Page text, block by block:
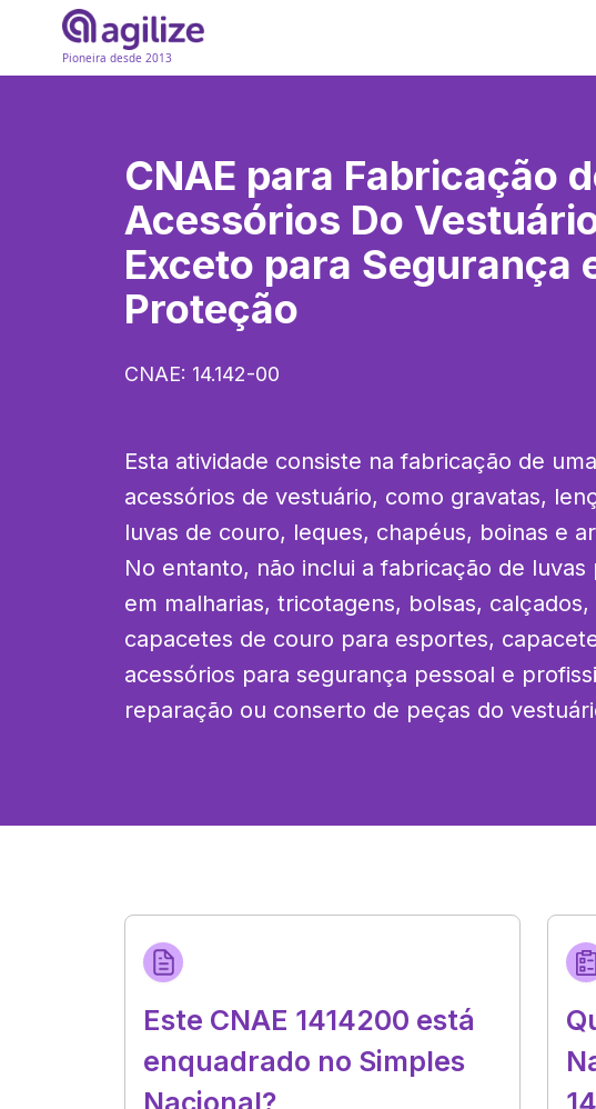
Pioneira desde 2013
CNAE para Fabricação
Acessórios Do
Exceto para Segurança
Proteção
CNAE: 14.142-00
Esta atividade consiste na fabricação de
acessórios de vestuário, como gravatas,
luvas de couro, leques, chapéus, boinas e
No entanto, não inclui a fabricação de luvas
em malharias, tricotagens, bolsas, calçados,
capacetes de couro para esportes,
acessórios para segurança pessoal e
reparação ou conserto de peças do
Este CNAE 1414200 está
enquadrado no Simples
Nacional?